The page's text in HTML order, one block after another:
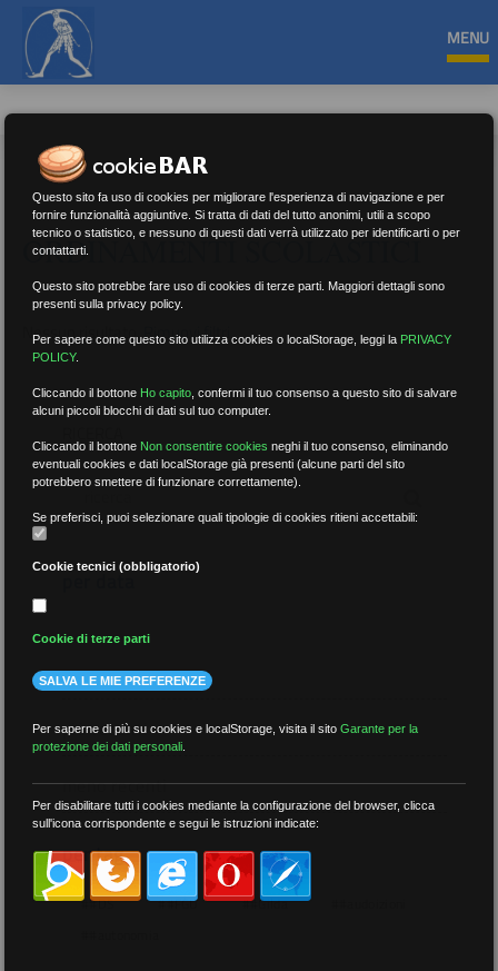
MENU
ORDINAMENTI SCOLASTICI
Nessun risultato.Rimuovi filtri
per data
più recenti
meno recenti
per tag
##DS ##FGU ##Gilda
Questo sito fa uso di cookies per migliorare l'esperienza di navigazione e per
fornire funzionalità aggiuntive. Si tratta di dati del tutto anonimi, utili a scopo
tecnico o statistico, e nessuno di questi dati verrà utilizzato per identificarti o per
contattarti.
Questo sito potrebbe fare uso di cookies di terze parti. Maggiori dettagli sono
presenti sulla privacy policy.
Per sapere come questo sito utilizza cookies o localStorage, leggi la PRIVACY
POLICY.
Cliccando il bottone Ho capito ,confermi il tuo consenso a questo sito di salvare
alcuni piccoli blocchi di dati sul tuo computer.
Cliccando il bottone Non consentire cookies neghi il tuo consenso, eliminando
eventuali cookies e dati localStorage già presenti (alcune parti del sito
potrebbero smettere di funzionare correttamente).
Se preferisci, puoi selezionare quali tipologie di cookies ritieni accettabili:
Cookie tecnici (obbligatorio)
Cookie di terze parti
SALVA LE MIE PREFERENZE
Per saperne di più su cookies e localStorage, visita il sitoGarante per la
protezione dei dati personali
Per disabilitare tutti i cookies mediante la configurazione del browser, clicca
sull'icona corrispondente e segui le istruzioni indicate: